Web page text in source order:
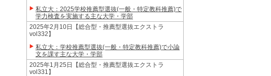
私立大：2025学校推薦型選抜(一般・特定教科推薦)で
学力検査を実施する主な大学・学部
2025年2月10日【総合型・推薦型選抜エクストラ
vol332】
私立大：学校推薦型選抜(一般・特定教科推薦)で小論
文を課す主な大学・学部
2025年1月25日【総合型・推薦型選抜エクストラ
vol331】